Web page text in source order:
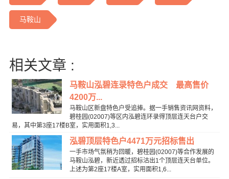
马鞍山
相关文章 :
马鞍山泓碧连录特色户成交 最高售价
4200万...
马鞍山区新盘特色户受追捧。据一手销售资讯网资料，
碧桂园(02007)等区内泓碧连环录得顶层连天台户交
易，其中第3座17楼B室，实用面积1,3...
泓碧顶层特色户4471万元招标售出
一手市场气氛稍为回暖，碧桂园(02007)等合作发展的
马鞍山泓碧，新近透过招标沽出1个顶层连天台单位。
上述为第2座17楼A室，实用面积1,6...